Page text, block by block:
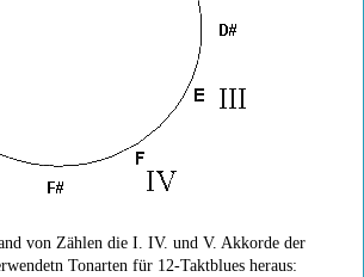
von Zählen die I. IV. und V. Akkorde der
Tonarten für 12-Taktblues heraus: